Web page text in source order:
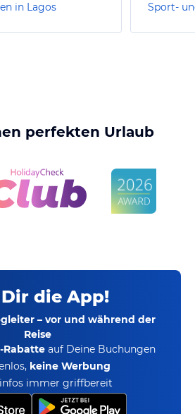
in Lagos Sport-
perfekten Urlaub
die App!
– vor und während der
Reise
Rabatte auf Deine Buchungen
keine Werbung
immer griffbereit